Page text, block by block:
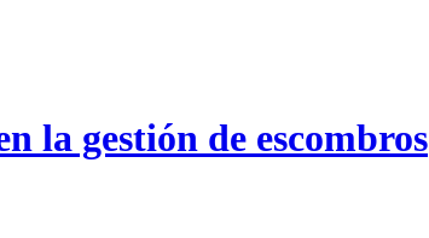
la gestión de escombros